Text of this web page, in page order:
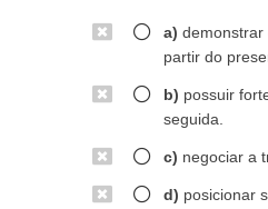
a) demonstrar
partir do
b) possuir
seguida.
c) negociar a
d) posicionar